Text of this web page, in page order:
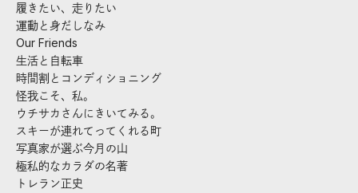
履きたい、走りたい
運動と身だしなみ
Our Friends
生活と自転車
時間割とコンディショニング
怪我こそ、私。
ウチサカさんにきいてみる。
スキーが連れてってくれる町
写真家が選ぶ今月の山
極私的なカラダの名著
トレラン正史